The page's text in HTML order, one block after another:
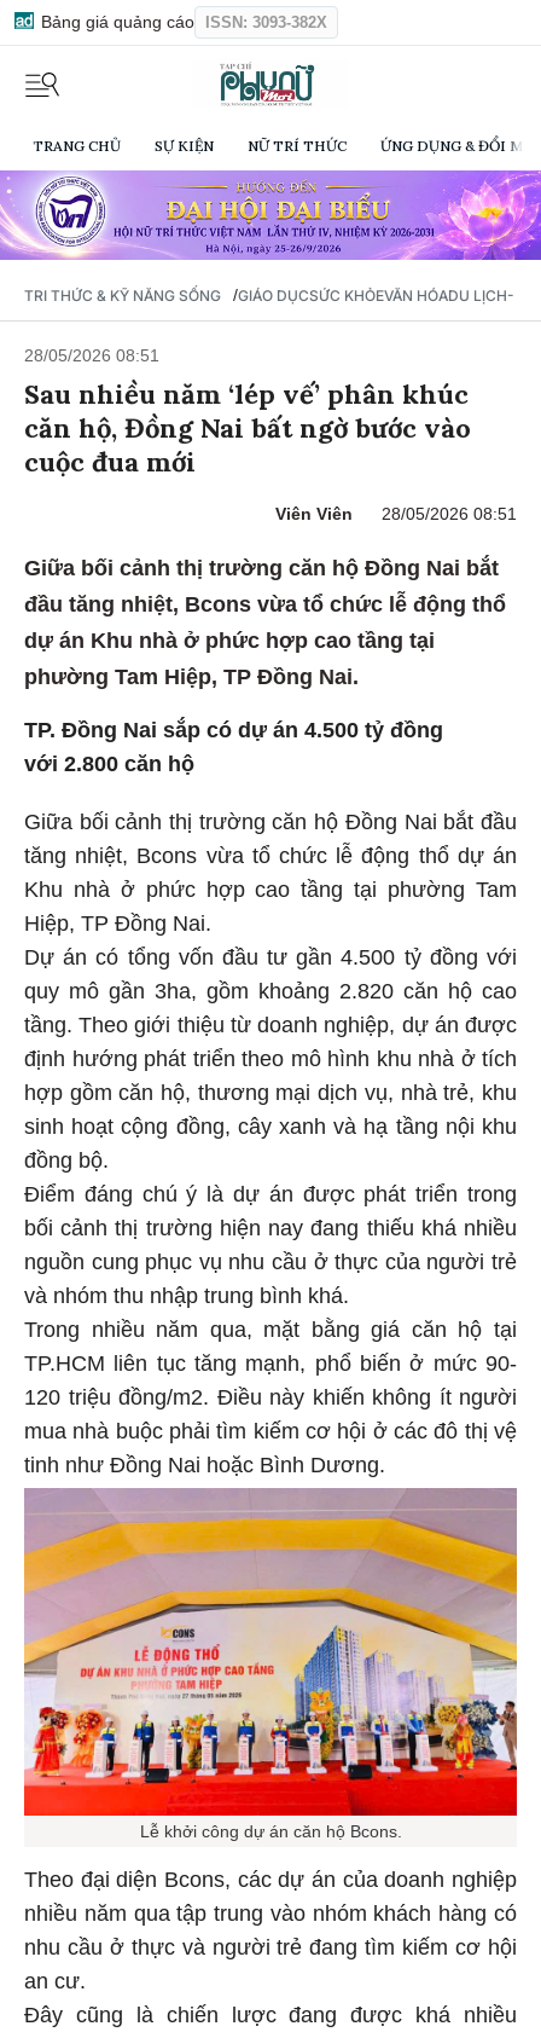
Bảng giá quảng cáo ISSN: 3093-382X
TRANG CHỦ SỰ KIỆN NỮ TRÍ THỨC ỨNG DỤNG & ĐỔI
TRI THỨC & KỸ NĂNG SỐNG /GIÁO DỤCSỨC KHỎEVĂN HÓADU LỊCH-
28/05/2026 08:51
Sau nhiều năm ‘lép vế’ phân khúc
căn hộ, Đồng Nai bất ngờ bước vào
cuộc đua mới
Viên Viên 28/05/2026 08:51
Giữa bối cảnh thị trường căn hộ Đồng Nai bắt
đầu tăng nhiệt, Bcons vừa tổ chức lễ động thổ
dự án Khu nhà ở phức hợp cao tầng tại
phường Tam Hiệp, TP Đồng Nai.
TP. Đồng Nai sắp có dự án 4.500 tỷ đồng
với 2.800 căn hộ
Giữa bối cảnh thị trường căn hộ Đồng Nai bắt đầu
tăng nhiệt, Bcons vừa tổ chức lễ động thổ dự án
Khu nhà ở phức hợp cao tầng tại phường Tam
Hiệp, TP Đồng Nai.
Dự án có tổng vốn đầu tư gần 4.500 tỷ đồng với
quy mô gần 3ha, gồm khoảng 2.820 căn hộ cao
tầng. Theo giới thiệu từ doanh nghiệp, dự án được
định hướng phát triển theo mô hình khu nhà ở tích
hợp gồm căn hộ, thương mại dịch vụ, nhà trẻ, khu
sinh hoạt cộng đồng, cây xanh và hạ tầng nội khu
đồng bộ.
Điểm đáng chú ý là dự án được phát triển trong
bối cảnh thị trường hiện nay đang thiếu khá nhiều
nguồn cung phục vụ nhu cầu ở thực của người trẻ
và nhóm thu nhập trung bình khá.
Trong nhiều năm qua, mặt bằng giá căn hộ tại
TP.HCM liên tục tăng mạnh, phổ biến ở mức 90-
120 triệu đồng/m2. Điều này khiến không ít người
mua nhà buộc phải tìm kiếm cơ hội ở các đô thị vệ
tinh như Đồng Nai hoặc Bình Dương.
Lễ khởi công dự án căn hộ Bcons.
Theo đại diện Bcons, các dự án của doanh nghiệp
nhiều năm qua tập trung vào nhóm khách hàng có
nhu cầu ở thực và người trẻ đang tìm kiếm cơ hội
an cư.
Đây cũng là chiến lược đang được khá nhiều